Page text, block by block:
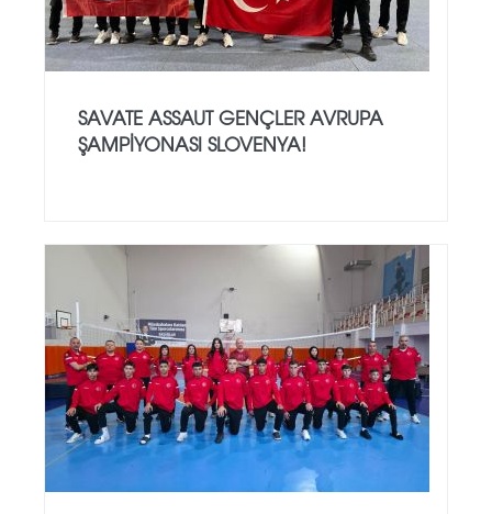
SAVATE ASSAUT GENÇLER AVRUPA
ŞAMPİYONASI SLOVENYA!